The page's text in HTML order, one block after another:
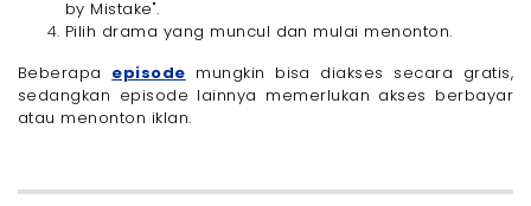
by Mistake".
Pilih drama yang muncul dan mulai menonton.
Beberapa episode mungkin bisa diakses secara gratis,
sedangkan episode lainnya memerlukan akses berbayar
atau menonton iklan.